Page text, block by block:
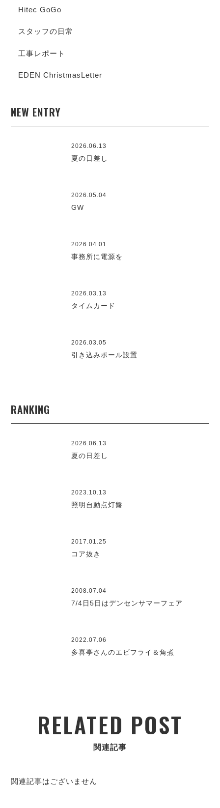
Hitec GoGo
スタッフの日常
工事レポート
EDEN ChristmasLetter
NEW ENTRY
2026.06.13
夏の日差し
2026.05.04
GW
2026.04.01
事務所に電源を
2026.03.13
タイムカード
2026.03.05
引き込みポール設置
RANKING
2026.06.13
夏の日差し
2023.10.13
照明自動点灯盤
2017.01.25
コア抜き
2008.07.04
7/4日5日はデンセンサマーフェア
2022.07.06
多喜亭さんのエビフライ＆角煮
RELATED POST
関連記事
関連記事はございません